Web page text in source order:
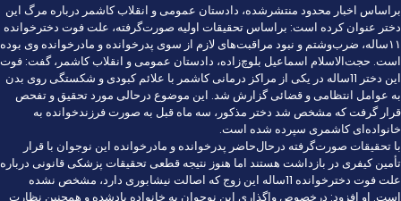
براساس اخبار محدود منتشرشده، دادستان عمومی و انقلاب کاشمر درباره مرگ این
دختر عنوان کرده است: براساس تحقیقات اولیه صورت‌گرفته، علت فوت دخترخوانده
۱۱‌ساله‌، ضرب‌وشتم و نبود مراقبت‌های لازم از سوی پدرخوانده و مادرخوانده وی بوده
است. حجت‌الاسلام اسماعیل بلوچ‌زاده، دادستان عمومی و انقلاب کاشمر، گفت: فوت
این دختر 11‌ساله در یکی از مراکز درمانی کاشمر با علائم کبودی و شکستگی روی بدن
به عوامل انتظامی و قضائی گزارش شد. این موضوع در‌حالی مورد تحقیق و تفحص
قرار گرفت که مشخص شد دختر مذکور، سه ماه قبل به صورت فرزندخوانده به
خانواده‌ای کاشمری سپرده شده است.
با تحقیقات صورت‌گرفته درحال‌حاضر پدرخوانده و مادرخوانده این نوجوان با قرار
تأمین کیفری در بازداشت هستند اما هنوز نتیجه قطعی تحقیقات پزشکی قانونی درباره
علت فوت دخترخوانده 11‌ساله این زوج که اصالت نیشابوری دارد، مشخص نشده
است. او افزود: درخصوص واگذاری این نوجوان به خانواده یادشده و همچنین نظارت